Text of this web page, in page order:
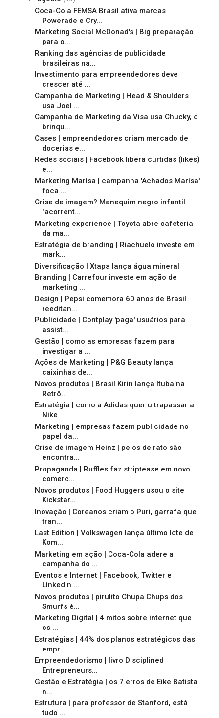
Coca-Cola FEMSA Brasil ativa marcas
Powerade e Cry...
Marketing Social McDonad's | Big preparação
para o...
Ranking das agências de publicidade
brasileiras na...
Investimento para empreendedores deve
crescer até ...
Campanha de Marketing | Head & Shoulders
usa Joel ...
Campanha de Marketing da Visa usa Chucky, o
brinqu...
Cases | empreendedores criam mercado de
docerias e...
Redes sociais | Facebook libera curtidas (likes)
e...
Marketing Marisa | campanha 'Achados Marisa'
foca ...
Crise de imagem? Manequim negro infantil
"acorrent...
Marketing experience | Toyota abre cafeteria
da ma...
Estratégia de branding | Riachuelo investe em
mark...
Diversificação | Xtapa lança água mineral
Branding | Carrefour investe em ação de
marketing ...
Design | Pepsi comemora 60 anos de Brasil
reeditan...
Publicidade | Contplay 'paga' usuários para
assist...
Gestão | como as empresas fazem para
investigar a ...
Ações de Marketing | P&G Beauty lança
caixinhas de...
Novos produtos | Brasil Kirin lança Itubaína
Retrô...
Estratégia | como a Adidas quer ultrapassar a
Nike
Marketing | empresas fazem publicidade no
papel da...
Crise de imagem Heinz | pelos de rato são
encontra...
Propaganda | Ruffles faz striptease em novo
comerc...
Novos produtos | Food Huggers usou o site
Kickstar...
Inovação | Coreanos criam o Puri, garrafa que
tran...
Last Edition | Volkswagen lança último lote de
Kom...
Marketing em ação | Coca-Cola adere a
campanha do ...
Eventos e Internet | Facebook, Twitter e
LinkedIn ...
Novos produtos | pirulito Chupa Chups dos
Smurfs é...
Marketing Digital | 4 mitos sobre internet que
os ...
Estratégias | 44% dos planos estratégicos das
empr...
Empreendedorismo | livro Disciplined
Entrepreneurs...
Gestão e Estratégia | os 7 erros de Eike Batista
n...
Estrutura | para professor de Stanford, está
tudo ...